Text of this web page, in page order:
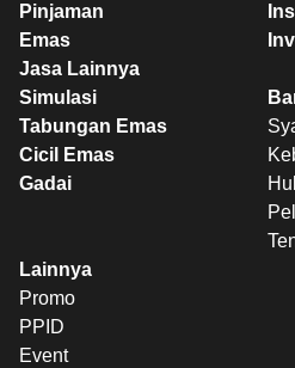
Pinjaman
Emas
Jasa Lainnya
Simulasi
Tabungan Emas
Cicil Emas
Gadai
Lainnya
Promo
PPID
Event